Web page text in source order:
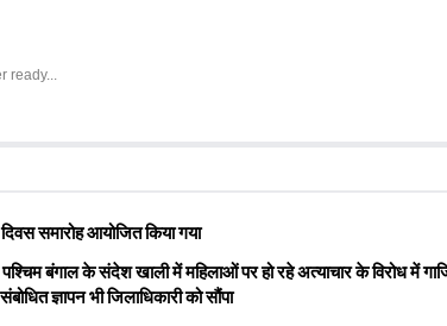
ready...
दिवस समारोह आयोजित किया गया
बंगाल के संदेश खाली में महिलाओं पर हो रहे अत्याचार के विरोध में
ज्ञापन भी जिलाधिकारी को सौंपा